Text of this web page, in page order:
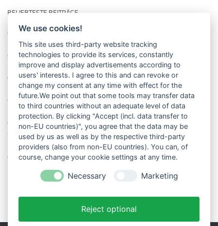
BELIEBTESTE BEITRÄGE
So misst man die Lufttemperatur richtig
Die richtige Wasserpumpe für den Garten
Das Wetter-Netzwerk WeatherCloud
So stellt man einen Regenmesser korrekt auf
11 Dinge über den Luftdruck, die Sie garantiert noch nicht alle
wussten
Blitzstatistik Europa: Wo gewittert es am meisten?
We use cookies!
This site uses third-party website tracking
technologies to provide its services, constantly
improve and display advertisements according to
users' interests. I agree to this and can revoke or
change my consent at any time with effect for the
future.We point out that some tools may transfer data
to third countries without an adequate level of data
protection. By clicking "Accept (incl. data transfer to
non-EU countries)", you agree that the data may be
used by us as well as by the respective third-party
providers (also from non-EU countries). You can, of
course, change your cookie settings at any time.
Necessary Marketing
Reject optional